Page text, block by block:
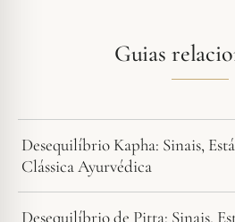
Guias
Desequilíbrio Kapha: Sinais,
Clássica Ayurvédica
Desequilíbrio de Pitta: Sinais,